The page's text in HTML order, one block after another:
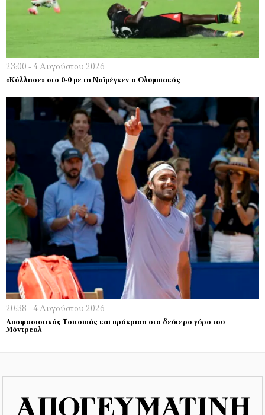
23:00 - 4 Αυγούστου 2026
«Κόλλησε» στο 0-0 με τη Ναϊμέγκεν ο Ολυμπιακός
20:38 - 4 Αυγούστου 2026
Αποφασιστικός Τσιτσιπάς και πρόκριση στο δεύτερο γύρο του
Μόντρεαλ